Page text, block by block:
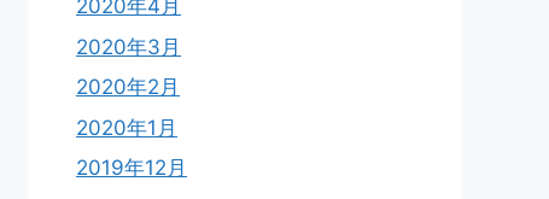
2020年4月
2020年3月
2020年2月
2020年1月
2019年12月